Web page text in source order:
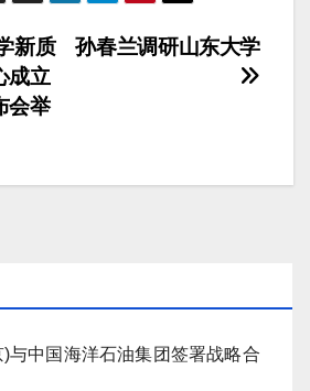
孙春兰调研山东大学
新质
成立
会举
与中国海洋石油集团签署战略合